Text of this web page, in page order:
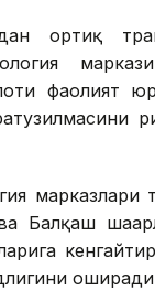
ортиқ
фаолият
марказлари
Балқаш